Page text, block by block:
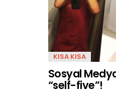
KISA KISA
Sosyal
“self-five”!